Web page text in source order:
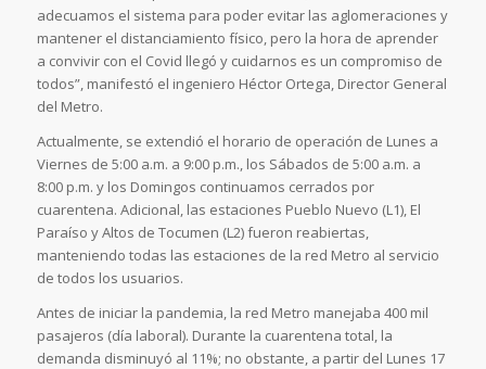
adecuamos el sistema para poder evitar las aglomeraciones y
mantener el distanciamiento físico, pero la hora de aprender
a convivir con el Covid llegó y cuidarnos es un compromiso de
todos”, manifestó el ingeniero Héctor Ortega, Director General
del Metro.
Actualmente, se extendió el horario de operación de Lunes a
Viernes de 5:00 a.m. a 9:00 p.m., los Sábados de 5:00 a.m. a
8:00 p.m. y los Domingos continuamos cerrados por
cuarentena. Adicional, las estaciones Pueblo Nuevo (L1), El
Paraíso y Altos de Tocumen (L2) fueron reabiertas,
manteniendo todas las estaciones de la red Metro al servicio
de todos los usuarios.
Antes de iniciar la pandemia, la red Metro manejaba 400 mil
pasajeros (día laboral). Durante la cuarentena total, la
demanda disminuyó al 11%; no obstante, a partir del Lunes 17